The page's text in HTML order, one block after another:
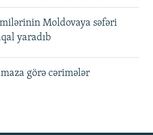
Moldovaya səfəri
yaradıb
görə cərimələr